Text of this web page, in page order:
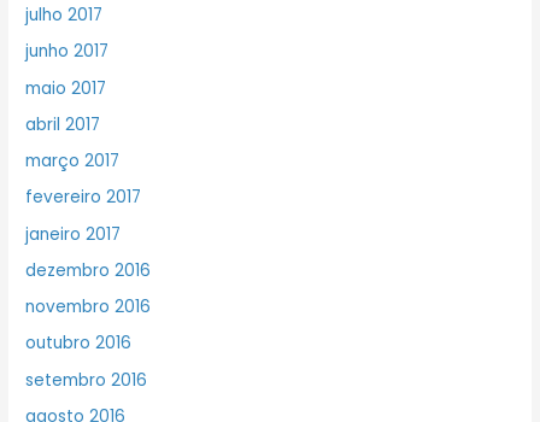
julho 2017
junho 2017
maio 2017
abril 2017
março 2017
fevereiro 2017
janeiro 2017
dezembro 2016
novembro 2016
outubro 2016
setembro 2016
agosto 2016